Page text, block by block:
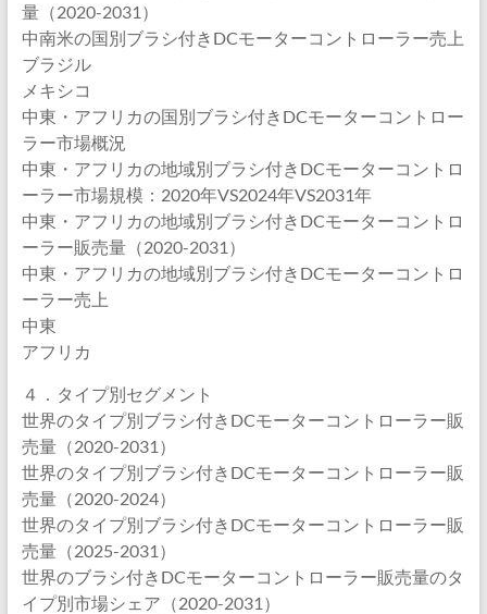
量（2020-2031）
中南米の国別ブラシ付きDCモーターコントローラー売上
ブラジル
メキシコ
中東・アフリカの国別ブラシ付きDCモーターコントロー
ラー市場概況
中東・アフリカの地域別ブラシ付きDCモーターコントロ
ーラー市場規模：2020年VS2024年VS2031年
中東・アフリカの地域別ブラシ付きDCモーターコントロ
ーラー販売量（2020-2031）
中東・アフリカの地域別ブラシ付きDCモーターコントロ
ーラー売上
中東
アフリカ
４．タイプ別セグメント
世界のタイプ別ブラシ付きDCモーターコントローラー販
売量（2020-2031）
世界のタイプ別ブラシ付きDCモーターコントローラー販
売量（2020-2024）
世界のタイプ別ブラシ付きDCモーターコントローラー販
売量（2025-2031）
世界のブラシ付きDCモーターコントローラー販売量のタ
イプ別市場シェア（2020-2031）